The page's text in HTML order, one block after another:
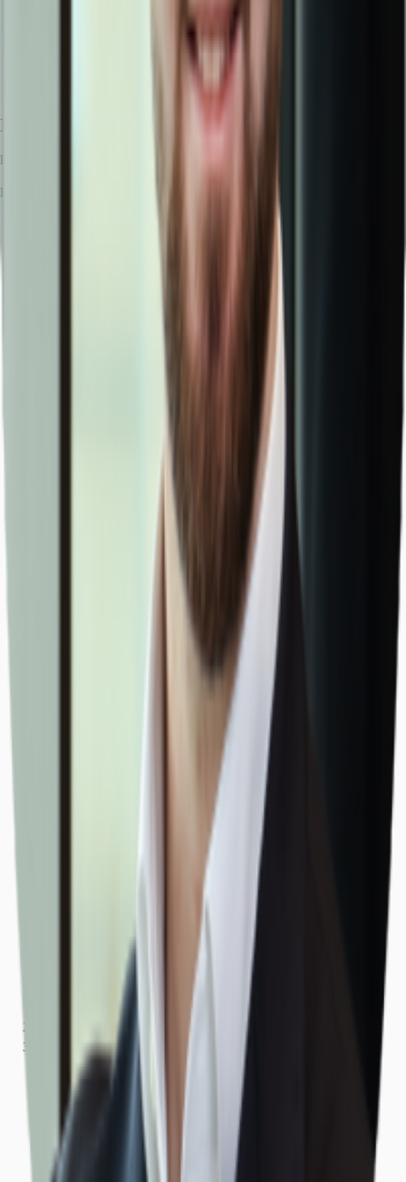
Ihr Kontakt
Francesco Preite
Ihr Kontakt